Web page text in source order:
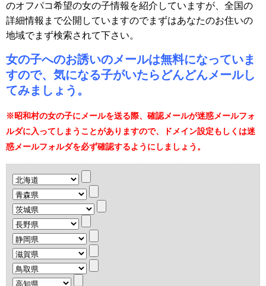
のオフパコ希望の女の子情報を紹介していますが、全国の
詳細情報まで公開していますのでまずはあなたのお住いの
地域でまず検索されて下さい。
女の子へのお誘いのメールは無料になっていま
すので、気になる子がいたらどんどんメールし
てみましょう。
※昭和村の女の子にメールを送る際、確認メールが迷惑メールフォ
ルダに入ってしまうことがありますので、ドメイン設定もしくは迷
惑メールフォルダを必ず確認するようにしましょう。